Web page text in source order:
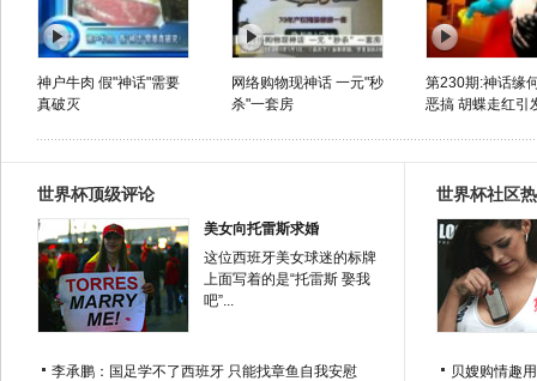
神户牛肉 假"神话"需要
真破灭
网络购物现神话 一元"秒
杀"一套房
第230期:神话缘
恶搞 胡蝶走红引
世界杯顶级评论
美女向托雷斯求婚
这位西班牙美女球迷的标牌
上面写着的是“托雷斯 娶我
吧”...
李承鹏：国足学不了西班牙 只能找章鱼自我安慰
世界杯社区
贝嫂购情趣